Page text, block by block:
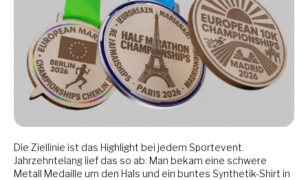
Die Ziellinie ist das Highlight bei jedem Sportevent.
Jahrzehntelang lief das so ab: Man bekam eine schwere
Metall Medaille um den Hals und ein buntes Synthetik-Shirt in